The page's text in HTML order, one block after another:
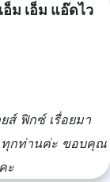
อ็ม เอ็ม แอ๊ดไว
ส์ ฟิกซ์ เรื่อยมา
ทุกท่านค่ะ ขอบคุณ
ะ